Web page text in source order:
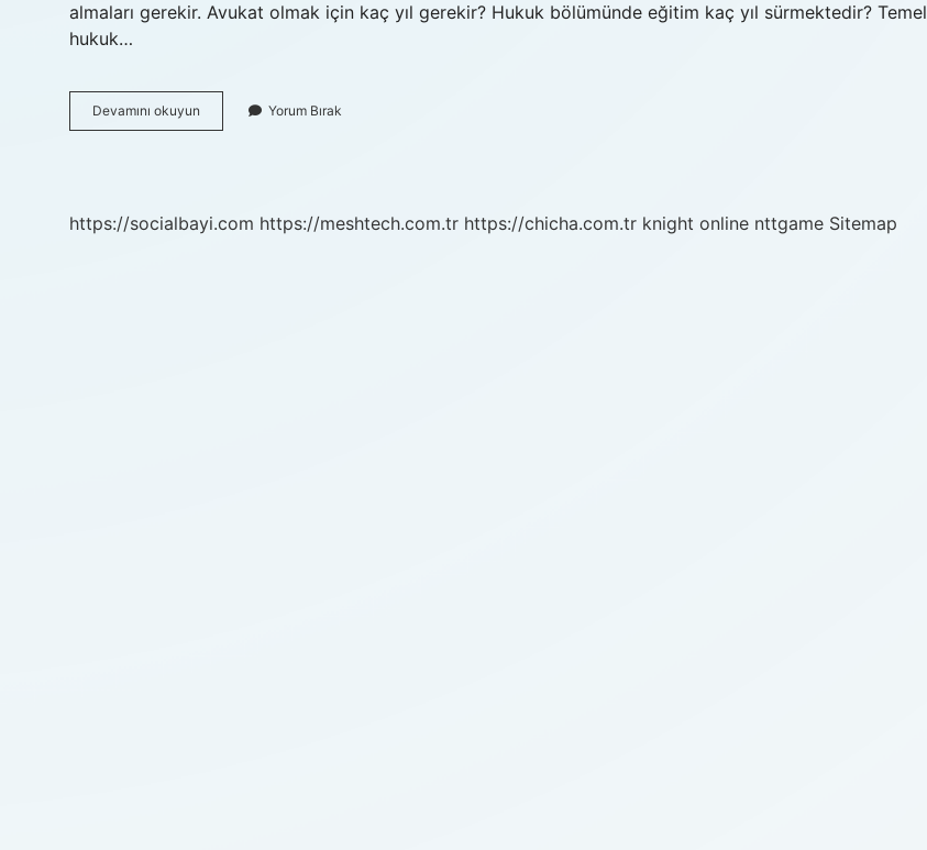
almaları gerekir. Avukat olmak için kaç yıl gerekir? Hukuk bölümünde eğitim kaç yıl sürmektedir? Temel
hukuk…
Devamını okuyun
Yaşına
Yorum Bırak
https://socialbayi.com https://meshtech.com.tr https://chicha.com.tr knight online nttgame Sitemap